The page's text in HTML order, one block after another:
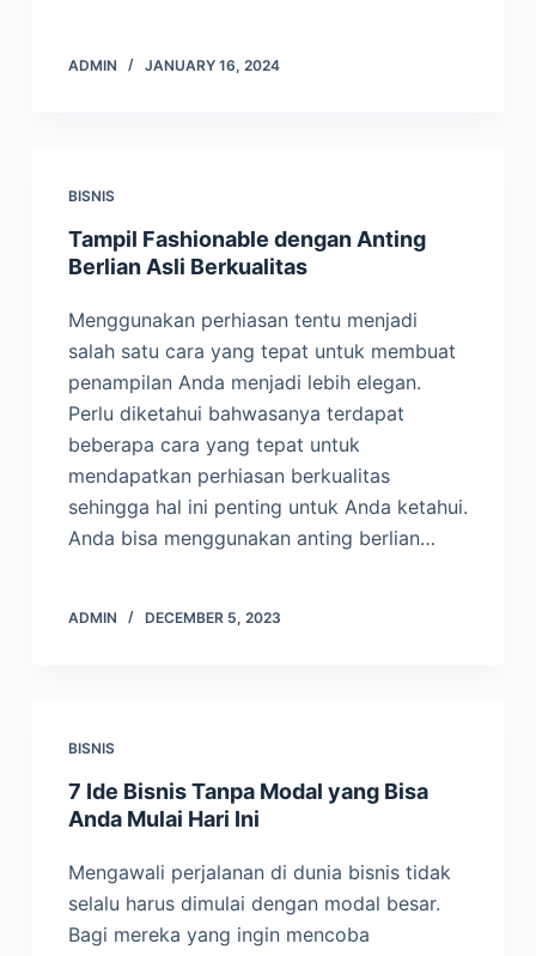
ADMIN JANUARY 16, 2024
BISNIS
Tampil Fashionable dengan Anting
Berlian Asli Berkualitas
Menggunakan perhiasan tentu menjadi
salah satu cara yang tepat untuk membuat
penampilan Anda menjadi lebih elegan.
Perlu diketahui bahwasanya terdapat
beberapa cara yang tepat untuk
mendapatkan perhiasan berkualitas
sehingga hal ini penting untuk Anda ketahui.
Anda bisa menggunakan anting berlian…
ADMIN DECEMBER 5, 2023
BISNIS
7 Ide Bisnis Tanpa Modal yang Bisa
Anda Mulai Hari Ini
Mengawali perjalanan di dunia bisnis tidak
selalu harus dimulai dengan modal besar.
Bagi mereka yang ingin mencoba